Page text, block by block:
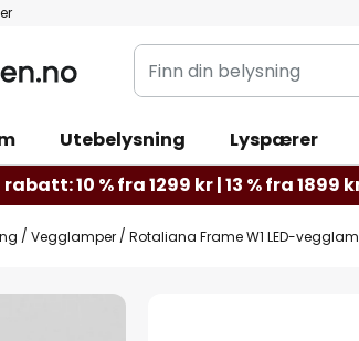
Finn
din
Utebelysning Lyspærer
10 % fra 1299 kr | 13 % fra 1899
Vegglamper Rotaliana Frame W1 LED-